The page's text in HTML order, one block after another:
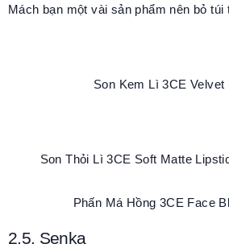
Mách bạn một vài sản phẩm nên bỏ
Son Kem Lì 3CE Velvet
Son Thỏi Lì 3CE Soft Matte
Phấn Má Hồng 3CE Face
2.5. Senka